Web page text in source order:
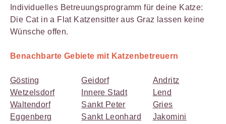
Individuelles Betreuungsprogramm für deine Katze:
Die Cat in a Flat Katzensitter aus Graz lassen keine
Wünsche offen.
Benachbarte Gebiete mit Katzenbetreuern
Gösting
Wetzelsdorf
Waltendorf
Eggenberg
Geidorf
Innere Stadt
Sankt Peter
Sankt Leonhard
Andritz
Lend
Gries
Jakomini